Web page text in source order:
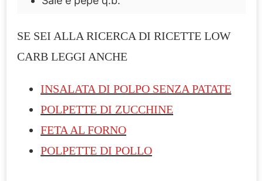
SE SEI ALLA RICERCA DI RICETTE LOW
CARB LEGGI ANCHE
INSALATA DI POLPO SENZA PATATE
POLPETTE DI ZUCCHINE
FETA AL FORNO
POLPETTE DI POLLO